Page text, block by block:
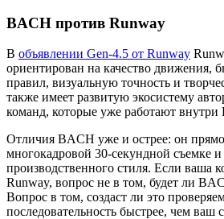
BACH против Runway
В объявлении Gen-4.5 от Runway
ориентирован на качество движения,
правил, визуальную точность и
также имеет развитую экосистему
команд, которые уже работают внутри
Отличия BACH уже и острее: он прямо
многокадровой 30-секундной съемке
производственного стиля. Если ваша
Runway, вопрос не в том, будет ли
Вопрос в том, создаст ли это
последовательность быстрее, чем